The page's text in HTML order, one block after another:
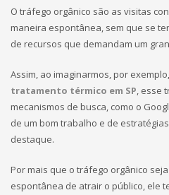
O tráfego orgânico são as visitas
maneira espontânea, sem que se
de recursos que demandam um
Assim, ao imaginarmos, por
tratamento térmico em SP, esse
mecanismos de busca, como o
de um bom trabalho e de
destaque.
Por mais que o tráfego orgânico
espontânea de atrair o público, ele